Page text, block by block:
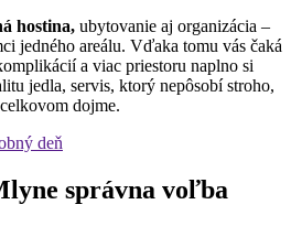
hostina, ubytovanie aj organizácia –
jedného areálu. Vďaka tomu vás čaká
a viac priestoru naplno si
jedla, servis, ktorý nepôsobí stroho,
dojme.
deň
správna voľba